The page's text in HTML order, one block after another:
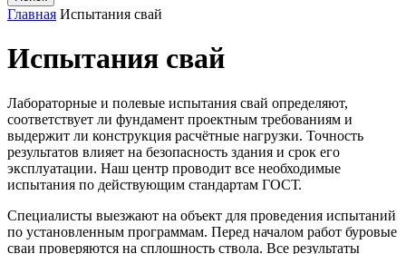
Главная Испытания свай
Испытания свай
Лабораторные и полевые испытания свай определяют,
соответствует ли фундамент проектным требованиям и
выдержит ли конструкция расчётные нагрузки. Точность
результатов влияет на безопасность здания и срок его
эксплуатации. Наш центр проводит все необходимые
испытания по действующим стандартам ГОСТ.
Специалисты выезжают на объект для проведения испытаний
по установленным программам. Перед началом работ буровые
сваи проверяются на сплошность ствола. Все результаты